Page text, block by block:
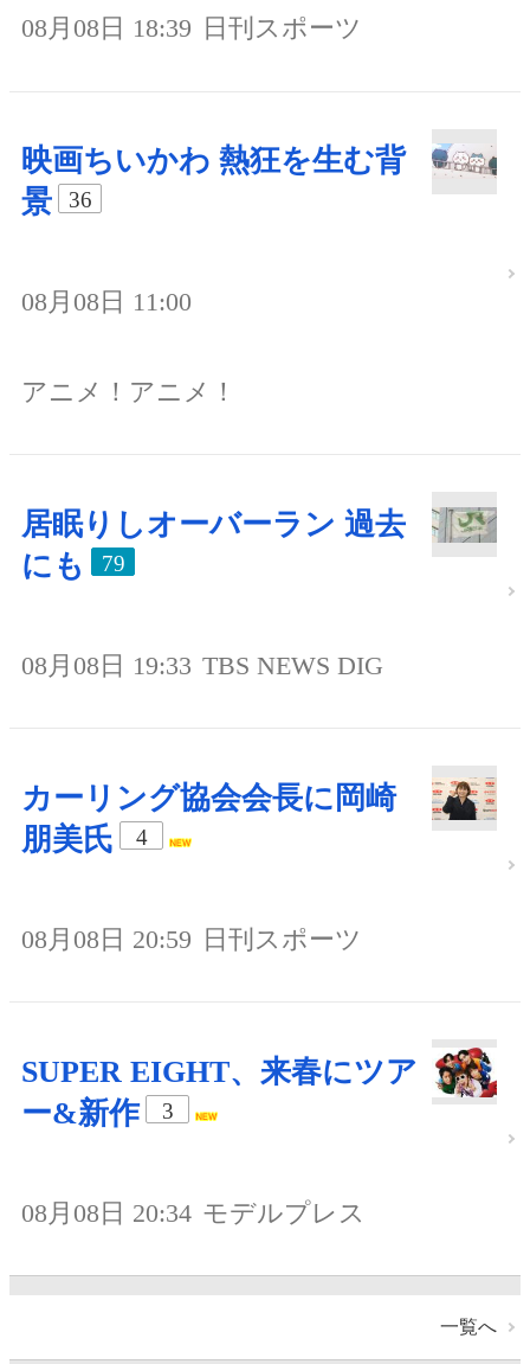
08月08日 18:39 日刊スポーツ
映画ちいかわ 熱狂を生む背
景
36
08月08日 11:00
アニメ！アニメ！
居眠りしオーバーラン 過去
にも
79
08月08日 19:33 TBS NEWS DIG
カーリング協会会長に岡崎
朋美氏
4
08月08日 20:59 日刊スポーツ
SUPER EIGHT、来春にツア
ー&新作
3
08月08日 20:34 モデルプレス
一覧へ